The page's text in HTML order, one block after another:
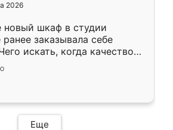
2026
новый шкаф в студии
ранее заказывала себе
искать, когда качеством
Служит кухня уже почти
нет.
Еще